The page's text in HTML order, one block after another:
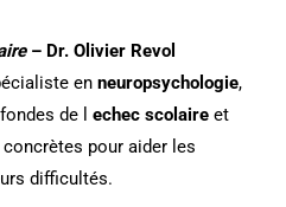
– Dr. Olivier Revol
en neuropsychologie,
de l echec scolaire et
pour aider les
difficultés.